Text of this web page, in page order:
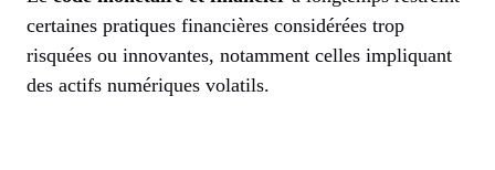
certaines pratiques financières considérées trop
risquées ou innovantes, notamment celles impliquant
des actifs numériques volatils.